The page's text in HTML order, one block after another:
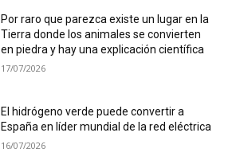
Por raro que parezca existe un lugar en la
Tierra donde los animales se convierten
en piedra y hay una explicación científica
17/07/2026
El hidrógeno verde puede convertir a
España en líder mundial de la red eléctrica
16/07/2026